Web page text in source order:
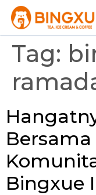
Tag:
Bingxue